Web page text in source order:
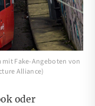
mit Fake-Angeboten von
Alliance)
oder